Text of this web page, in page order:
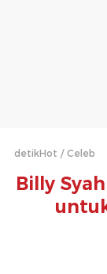
detikHot Celeb
Billy